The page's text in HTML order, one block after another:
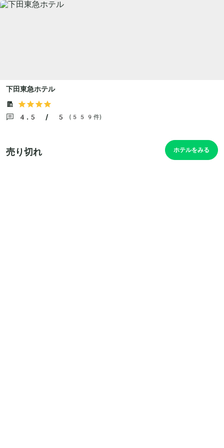
下田東急ホテル
4.5 / 5 (559件)
売り切れ ホテルをみる